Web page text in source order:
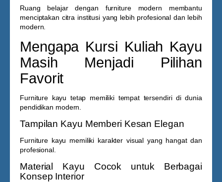
Ruang belajar dengan furniture modern membantu
menciptakan citra institusi yang lebih profesional dan lebih
modern.
Mengapa Kursi Kuliah Kayu
Masih Menjadi Pilihan
Favorit
Furniture kayu tetap memiliki tempat tersendiri di dunia
pendidikan modern.
Tampilan Kayu Memberi Kesan Elegan
Furniture kayu memiliki karakter visual yang hangat dan
profesional.
Material Kayu Cocok untuk Berbagai
Konsep Interior